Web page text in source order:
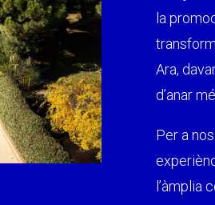
la
Ara,
d’anar
Per a
l’àmplia
Fundesplai als